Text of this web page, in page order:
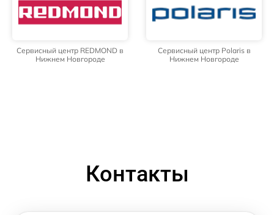
Сервисный центр REDMOND в
Нижнем Новгороде
Сервисный центр Polaris в
Нижнем Новгороде
Контакты